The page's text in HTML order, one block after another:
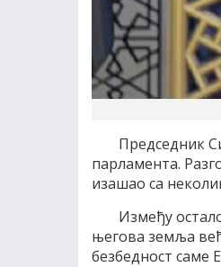
Председник
парламента.
изашао са
Између
његова земља
безбедност саме